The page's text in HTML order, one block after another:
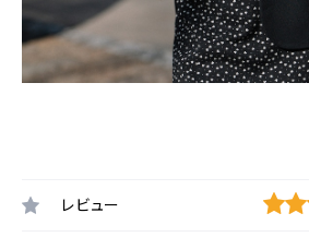
レビュー